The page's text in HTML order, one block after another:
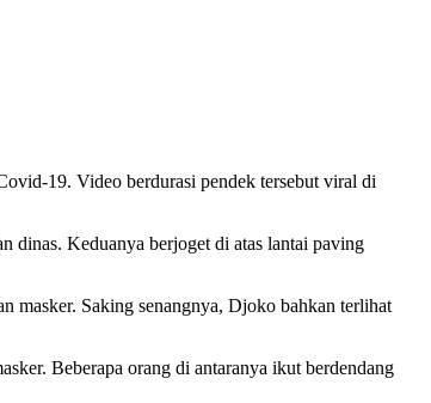
19. Video berdurasi pendek tersebut viral di
dinas. Keduanya berjoget di atas lantai paving
masker. Saking senangnya, Djoko bahkan terlihat
Beberapa orang di antaranya ikut berdendang